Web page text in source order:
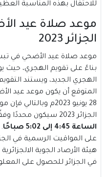
للاحتفال بهذه المناسبة
موعد صلاة عيد
الجزائر 2023
بناءً على تقويم الهجري، حيث
الهجري الجديد، ويستند
28 يونيو 2023م
الجزائر 2023 سيكون محددًا وفقًا للجهات الرسمية
الساعة 4:45 إلى 5:02 صباحًا
على المواقيت الرسمية في
هيئة الأرصاد الجوية
في الجزائر للحصول على